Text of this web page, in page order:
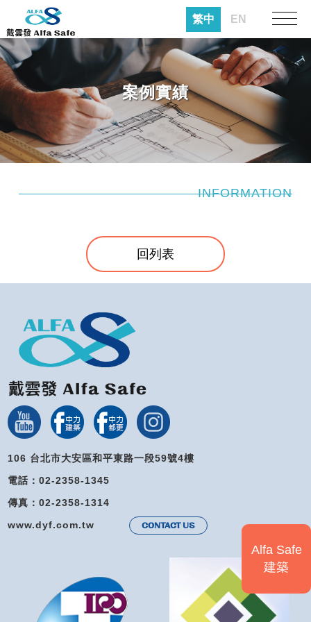
繁中 EN
案例實績
INFORMATION
回列表
106 台北市大安區和平東路一段59號4樓
電話：02-2358-1345
傳真：02-2358-1314
www.dyf.com.tw
CONTACT US
Alfa Safe
建築